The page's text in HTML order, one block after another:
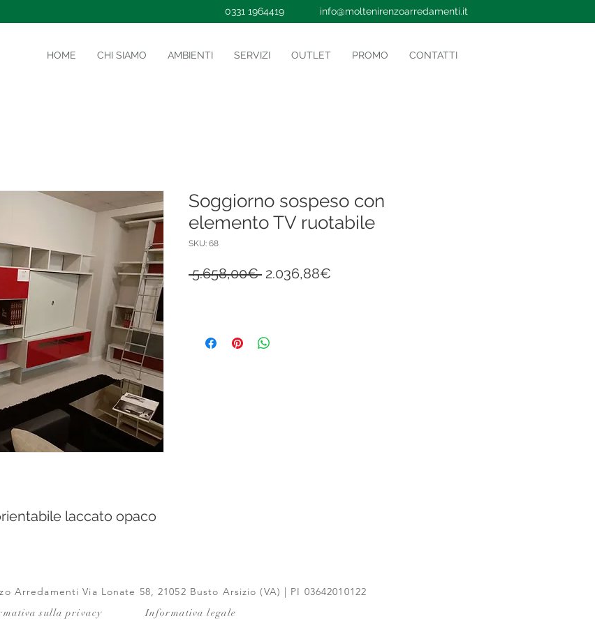
0331 1964419 info@moltenirenzoarredamenti.it
HOME CHI SIAMO AMBIENTI SERVIZI OUTLET PROMO CONTATTI
laccato opaco
Soggiorno sospeso con
elemento TV ruotabile
SKU: 68
5.658,00€ Regular
2.036,88€
Arredamenti Via Lonate 58, 21052 Busto Arsizio (VA) | PI 03642010122
sulla privacy Informativa legale